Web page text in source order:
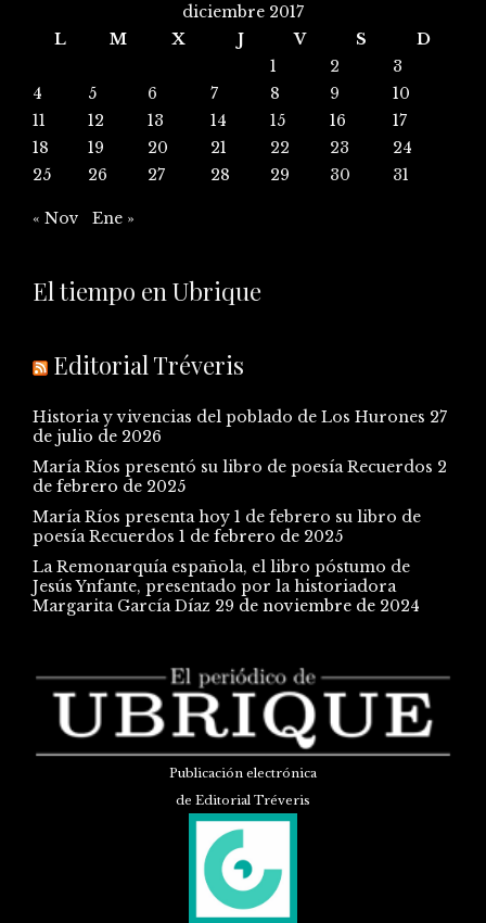
diciembre 2017
L
M X J V S
D
1
2
3
4
5 6 7 8 9
10
11
12 13 14 15 16
17
18
19 20 21 22 23
24
25
26 27 28 29 30 31
« Nov Ene »
El tiempo en Ubrique
Editorial Tréveris
Historia y vivencias del poblado de Los Hurones 27
de julio de 2026
María Ríos presentó su libro de poesía Recuerdos 2
de febrero de 2025
María Ríos presenta hoy 1 de febrero su libro de
poesía Recuerdos 1 de febrero de 2025
La Remonarquía española, el libro póstumo de
Jesús Ynfante, presentado por la historiadora
Margarita García Díaz 29 de noviembre de 2024
Publicación electrónica
de Editorial Tréveris